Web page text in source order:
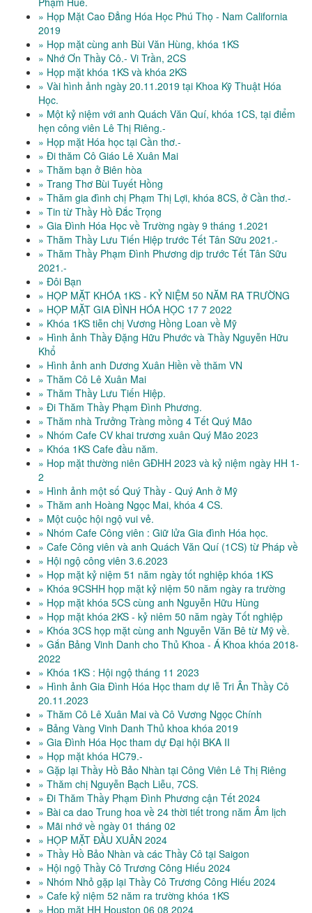
» Họp Mặt Cao Đẳng Hóa Học Phú Thọ - Nam California
2019
» Họp mặt cùng anh Bùi Văn Hùng, khóa 1KS
» Nhớ Ơn Thầy Cô.- Vi Trần, 2CS
» Họp mặt khóa 1KS và khóa 2KS
» Vài hình ảnh ngày 20.11.2019 tại Khoa Kỹ Thuật Hóa
Học.
» Một kỷ niệm với anh Quách Văn Quí, khóa 1CS, tại điểm
hẹn công viên Lê Thị Riêng.-
» Họp mặt Hóa học tại Cần thơ.-
» Đi thăm Cô Giáo Lê Xuân Mai
» Thăm bạn ở Biên hòa
» Trang Thơ Bùi Tuyết Hồng
» Thăm gia đình chị Phạm Thị Lợi, khóa 8CS, ở Cần thơ.-
» Tin từ Thầy Hồ Đắc Trọng
» Gia Đình Hóa Học về Trường ngày 9 tháng 1.2021
» Thăm Thầy Lưu Tiến Hiệp trước Tết Tân Sữu 2021.-
» Thăm Thầy Phạm Đình Phương dịp trước Tết Tân Sữu
2021.-
» Đôi Bạn
» HỌP MẶT KHÓA 1KS - KỶ NIỆM 50 NĂM RA TRƯỜNG
» HỌP MẶT GIA ĐÌNH HÓA HỌC 17 7 2022
» Khóa 1KS tiễn chị Vương Hồng Loan về Mỹ
» Hình ảnh Thầy Đặng Hữu Phước và Thầy Nguyễn Hữu
Khổ
» Hình ảnh anh Dương Xuân Hiền về thăm VN
» Thăm Cô Lê Xuân Mai
» Thăm Thầy Lưu Tiến Hiệp.
» Đi Thăm Thầy Phạm Đình Phương.
» Thăm nhà Trưởng Tràng mồng 4 Tết Quý Mão
» Nhóm Cafe CV khai trương xuân Quý Mão 2023
» Khóa 1KS Cafe đầu năm.
» Hop mặt thường niên GĐHH 2023 và kỷ niệm ngày HH 1-
2
» Hình ảnh một số Quý Thầy - Quý Anh ở Mỹ
» Thăm anh Hoàng Ngọc Mai, khóa 4 CS.
» Một cuộc hội ngộ vui vẻ.
» Nhóm Cafe Công viên : Giữ lửa Gia đình Hóa học.
» Cafe Công viên và anh Quách Văn Quí (1CS) từ Pháp về
» Hội ngộ công viên 3.6.2023
» Họp mặt kỷ niệm 51 năm ngày tốt nghiệp khóa 1KS
» Khóa 9CSHH họp mặt kỷ niệm 50 năm ngày ra trường
» Họp mặt khóa 5CS cùng anh Nguyễn Hữu Hùng
» Họp mặt khóa 2KS - kỷ niêm 50 năm ngày Tốt nghiệp
» Khóa 3CS họp mặt cùng anh Nguyễn Văn Bê từ Mỹ về.
» Gắn Bảng Vinh Danh cho Thủ Khoa - Á Khoa khóa 2018-
2022
» Khóa 1KS : Hội ngộ tháng 11 2023
» Hình ảnh Gia Đình Hóa Học tham dự lễ Tri Ân Thầy Cô
20.11.2023
» Thăm Cô Lê Xuân Mai và Cô Vương Ngọc Chính
» Bảng Vàng Vinh Danh Thủ khoa khóa 2019
» Gia Đình Hóa Học tham dự Đại hội BKA II
» Họp mặt khóa HC79.-
» Gặp lại Thầy Hồ Bảo Nhàn tại Công Viên Lê Thị Riêng
» Thăm chị Nguyễn Bạch Liễu, 7CS.
» Đi Thăm Thầy Phạm Đình Phương cận Tết 2024
» Bài ca dao Trung hoa về 24 thời tiết trong năm Âm lịch
» Mãi nhớ về ngày 01 tháng 02
» HỌP MẶT ĐẦU XUÂN 2024
» Thầy Hồ Bảo Nhàn và các Thầy Cô tại Saigon
» Hội ngộ Thầy Cô Trương Công Hiếu 2024
» Nhóm Nhỏ gặp lại Thầy Cô Trương Công Hiếu 2024
» Cafe kỷ niệm 52 năm ra trường khóa 1KS
» Họp mặt HH Houston 06 08 2024